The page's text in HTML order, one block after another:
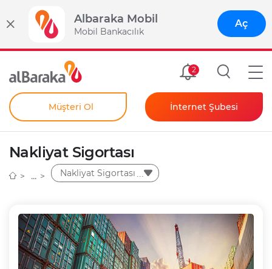
Albaraka Mobil
Mobil Bankacılık
Aç
Size Özel
2
Müşteri Ol
Kendim İçin
Şahıs Firmam İçin
İnternet Şubesi
Bireysel
Nakliyat Sigortası
Nakliyat Sigortası